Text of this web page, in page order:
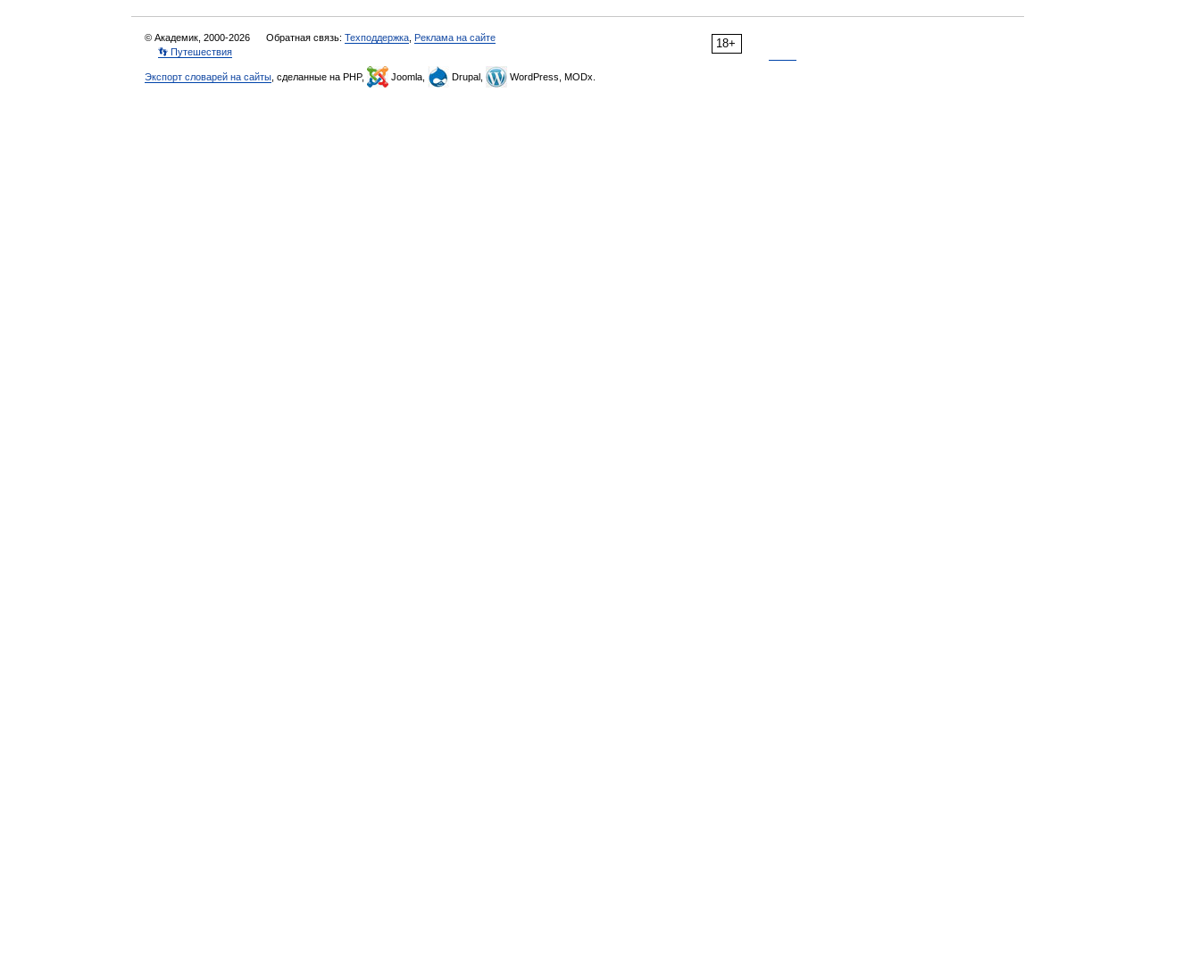
18+
© Академик, 2000-2026 Обратная связь: Техподдержка Реклама на сайте
👣 Путешествия
Экспорт словарей на сайты , сделанные на PHP, Joomla, Drupal, WordPress, MODx.